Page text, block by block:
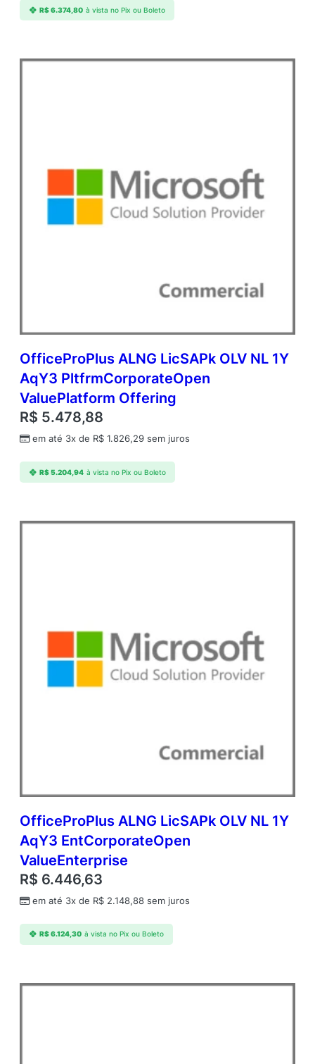
R$6.374,80 à vista no Pix ou Boleto
OfficeProPlus ALNG LicSAPk OLV NL 1Y
AqY3 PltfrmCorporateOpen
ValuePlatform Offering
R$ 5.478,88
em até 3x de R$ 1.826,29 sem juros
R$5.204,94 à vista no Pix ou Boleto
OfficeProPlus ALNG LicSAPk OLV NL 1Y
AqY3 EntCorporateOpen
ValueEnterprise
R$ 6.446,63
em até 3x de R$ 2.148,88 sem juros
R$6.124,30 à vista no Pix ou Boleto